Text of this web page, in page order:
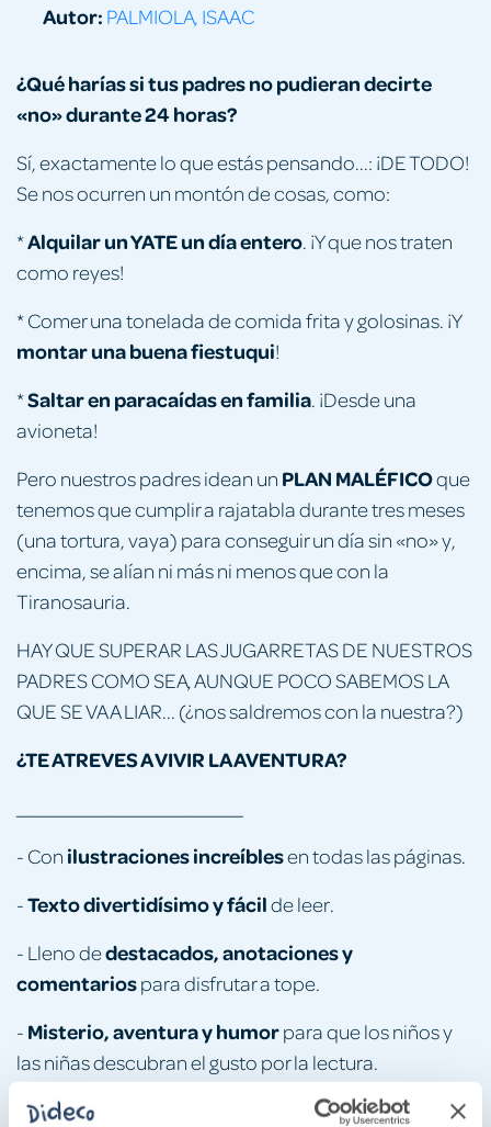
¿Qué harías si tus padres no pudieran decirte
«no» durante 24 horas?
Sí, exactamente lo que estás pensando...: ¡DE TODO!
Se nos ocurren un montón de cosas, como:
*Alquilar un YATE un día entero. ¡Y que nos traten
como reyes!
* Comer una tonelada de comida frita y golosinas. ¡Y
montar una buena fiestuqui!
*Saltar en paracaídas en familia. ¡Desde una
avioneta!
Pero nuestros padres idean un PLAN MALÉFICOque
tenemos que cumplir a rajatabla durante tres meses
(una tortura, vaya) para conseguir un día sin «no» y,
encima, se alían ni más ni menos que con la
Tiranosauria.
HAY QUE SUPERAR LAS JUGARRETAS DE NUESTROS
PADRES COMO SEA, AUNQUE POCO SABEMOS LA
QUE SE VA A LIAR... (¿nos saldremos con la nuestra?)
¿TE ATREVES A VIVIR LA AVENTURA?
- Con ilustraciones increíblesen todas las páginas.
-Texto divertidísimo y fácilde leer.
- Lleno dedestacados, anotaciones y
comentariospara disfrutar a tope.
- Misterio, aventura y humorpara que los niños y
las niñas descubran el gusto por la lectura.
-Escrito por Isaac Palmiola , autor de la serie
Autor: PALMIOLA, ISAAC